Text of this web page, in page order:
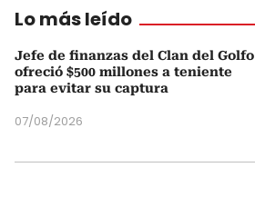
Lo más leído
Jefe de finanzas del Clan del Golfo
ofreció $500 millones a teniente
para evitar su captura
07/08/2026